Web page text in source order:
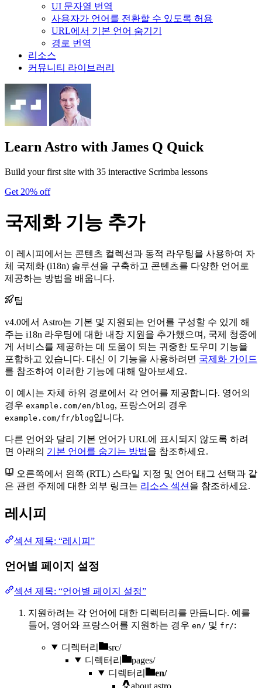
UI 문자열 번역
사용자가 언어를 전환할 수 있도록 허용
URL에서 기본 언어 숨기기
경로 번역
리소스
커뮤니티 라이브러리
Learn Astro with James Q Quick
Build your first site with 35 interactive Scrimba lessons
Get 20% off
국제화 기능 추가
이 레시피에서는 콘텐츠 컬렉션과 동적 라우팅을 사용하여 자
체 국제화 (i18n) 솔루션을 구축하고 콘텐츠를 다양한 언어로
제공하는 방법을 배웁니다.
팁
v4.0에서 Astro는 기본 및 지원되는 언어를 구성할 수 있게 해
주는 i18n 라우팅에 대한 내장 지원을 추가했으며, 국제 청중에
게 서비스를 제공하는 데 도움이 되는 귀중한 도우미 기능을
포함하고 있습니다. 대신 이 기능을 사용하려면 국제화 가이드
를 참조하여 이러한 기능에 대해 알아보세요.
이 예시는 자체 하위 경로에서 각 언어를 제공합니다. 영어의
경우 example.com/en/blog, 프랑스어의 경우
example.com/fr/blog입니다.
다른 언어와 달리 기본 언어가 URL에 표시되지 않도록 하려
면 아래의 기본 언어를 숨기는 방법을 참조하세요.
오른쪽에서 왼쪽 (RTL) 스타일 지정 및 언어 태그 선택과 같
은 관련 주제에 대한 외부 링크는 리소스 섹션 을 참조하세요.
레시피
섹션 제목: “레시피”
언어별 페이지 설정
섹션 제목: “언어별 페이지 설정”
지원하려는 각 언어에 대한 디렉터리를 만듭니다. 예를
들어, 영어와 프랑스어를 지원하는 경우 en/ 및 fr/:
디렉터리
src/
디렉터리
pages/
디렉터리
en/
about.astro